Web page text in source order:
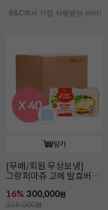
B&C에서 가장 사랑받는 버터!
담기
[무배]앵커FP 락틱버터
(454g*20개입/발효버터)
26% 139,800원
189,000원